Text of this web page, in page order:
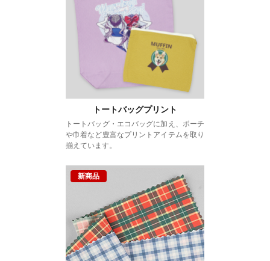
トートバッグプリント
トートバッグ・エコバッグに加え、ポーチ
や巾着など豊富なプリントアイテムを取り
揃えています。